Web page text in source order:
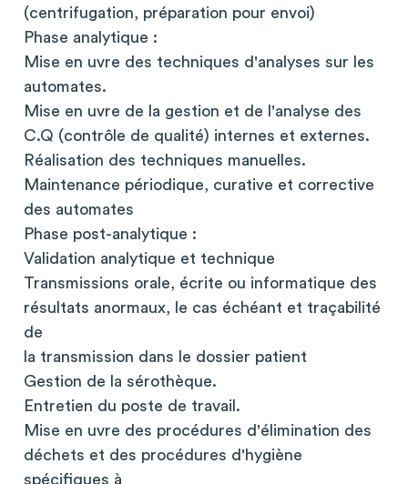
(centrifugation, préparation pour envoi)
Phase analytique :
Mise en uvre des techniques d'analyses sur les
automates.
Mise en uvre de la gestion et de l'analyse des
C.Q (contrôle de qualité) internes et externes.
Réalisation des techniques manuelles.
Maintenance périodique, curative et corrective
des automates
Phase post-analytique :
Validation analytique et technique
Transmissions orale, écrite ou informatique des
résultats anormaux, le cas échéant et traçabilité
de
la transmission dans le dossier patient
Gestion de la sérothèque.
Entretien du poste de travail.
Mise en uvre des procédures d'élimination des
déchets et des procédures d'hygiène
spécifiques à